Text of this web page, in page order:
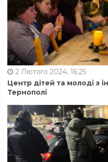
2 Лютого 2024, 16:25
Центр дітей та молоді з
Тернополі